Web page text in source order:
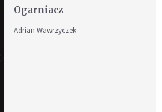
Ogarniacz
Adrian Wawrzyczek